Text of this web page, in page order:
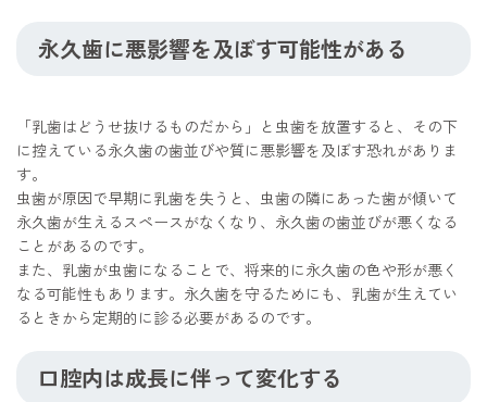
永久歯に悪影響を及ぼす可能性がある
「乳歯はどうせ抜けるものだから」と虫歯を放置すると、その下
に控えている永久歯の歯並びや質に悪影響を及ぼす恐れがありま
す。
虫歯が原因で早期に乳歯を失うと、虫歯の隣にあった歯が傾いて
永久歯が生えるスペースがなくなり、永久歯の歯並びが悪くなる
ことがあるのです。
また、乳歯が虫歯になることで、将来的に永久歯の色や形が悪く
なる可能性もあります。永久歯を守るためにも、乳歯が生えてい
るときから定期的に診る必要があるのです。
口腔内は成長に伴って変化する